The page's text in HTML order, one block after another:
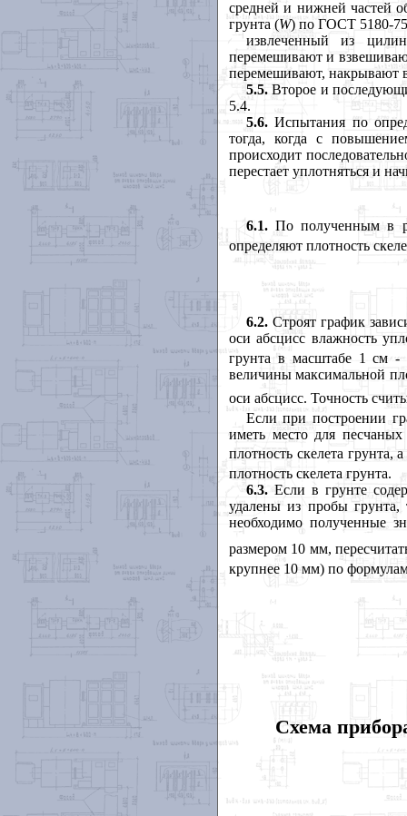
средней и нижней частей
грунта(W) по ГОСТ 5180-
извлеченный из
перемешивают и
перемешивают, накрывают
5.5.Второе и
5.4.
5.6.Испытания по
тогда, когда с
происходит
перестает уплотняться и
6.1.По полученным в
определяют плотность
6.2.Строят график
оси абсцисс влажность
грунта в масштабе 1 см -
величины максимальной
оси абсцисс. Точность
Если при построении
иметь место для
плотность скелета грунта,
плотность скелета грунта.
6.3.Если в грунте
удалены из пробы грунта,
необходимо полученные
размером 10 мм,
крупнее 10 мм) по
Схема